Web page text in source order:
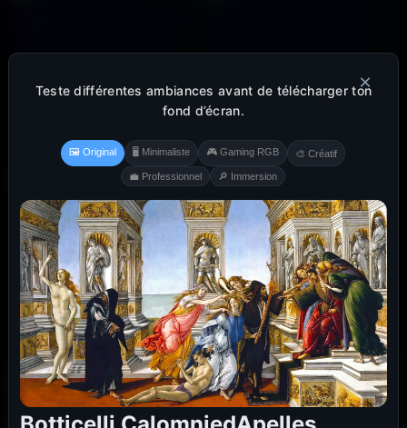
×
Teste différentes ambiances avant de télécharger ton
fond d’écran.
🖼️ Original 🖥️ Minimaliste 🎮 Gaming RGB 🎨 Créatif
💼 Professionnel 🔎 Immersion